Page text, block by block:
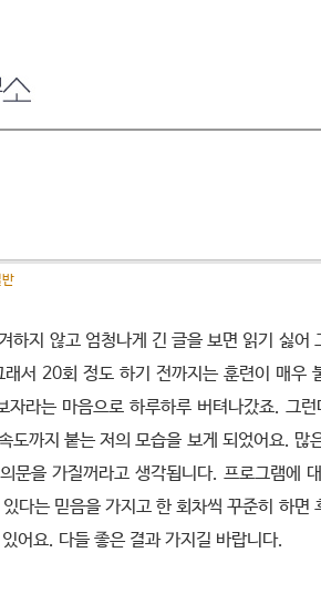
하지 않고 엄청나게 긴 글을 보면 읽기 싫어
서 20회 정도 하기 전까지는 훈련이 매우
자라는 마음으로 하루하루 버텨나갔죠. 그
도까지 붙는 저의 모습을 보게 되었어요. 많
문을 가질꺼라고 생각됩니다. 프로그램에
다는 믿음을 가지고 한 회차씩 꾸준히 하면
어요. 다들 좋은 결과 가지길 바랍니다.